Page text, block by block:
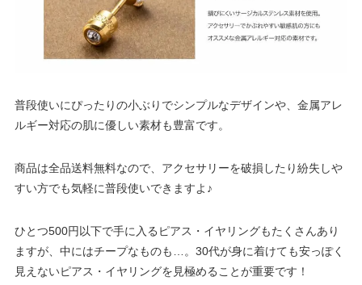
普段使いにぴったりの小ぶりでシンプルなデザインや、金属アレ
ルギー対応の肌に優しい素材も豊富です。
商品は全品送料無料なので、アクセサリーを破損したり紛失しや
すい方でも気軽に普段使いできますよ♪
ひとつ500円以下で手に入るピアス・イヤリングもたくさんあり
ますが、中にはチープなものも…。30代が身に着けても安っぽく
見えないピアス・イヤリングを見極めることが重要です！